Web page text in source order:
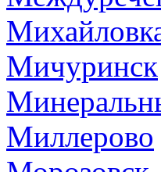
Мичуринск
Миллерово